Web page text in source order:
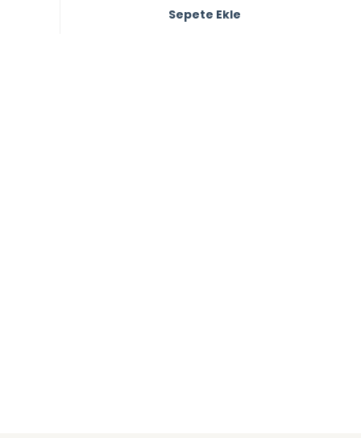
Sepete Ekle